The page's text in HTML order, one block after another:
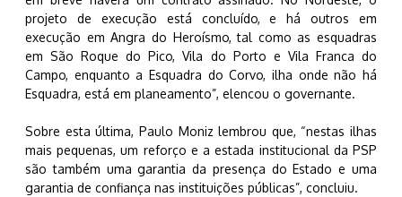
projeto de execução está concluído, e há outros em
execução em Angra do Heroísmo, tal como as esquadras
em São Roque do Pico, Vila do Porto e Vila Franca do
Campo, enquanto a Esquadra do Corvo, ilha onde não há
Esquadra, está em planeamento”, elencou o governante.
Sobre esta última, Paulo Moniz lembrou que, “nestas ilhas
mais pequenas, um reforço e a estada institucional da PSP
são também uma garantia da presença do Estado e uma
garantia de confiança nas instituições públicas”, concluiu.